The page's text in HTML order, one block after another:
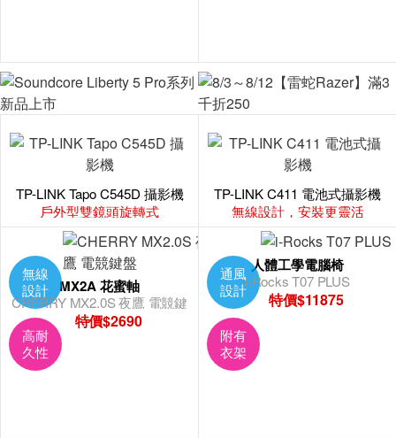
TP-LINK Tapo C545D 攝影機
戶外型雙鏡頭旋轉式
TP-LINK C411 電池式攝影機
無線設計，安裝更靈活
無線
設計
高耐
久性
MX2A 花蜜軸
CHERRY MX2.0S 夜鷹 電競鍵
盤
特價$2690
通風
設計
附有
衣架
人體工學電腦椅
i-Rocks T07 PLUS
特價$11875